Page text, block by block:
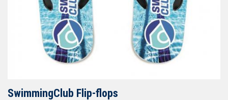
SwimmingClub Flip-flops